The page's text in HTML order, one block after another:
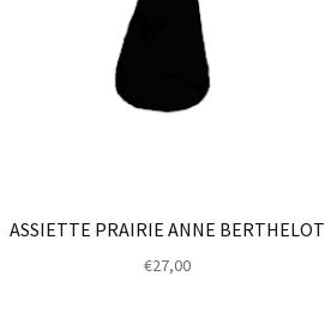
ASSIETTE PRAIRIE ANNE BERTHELOT
€27,00